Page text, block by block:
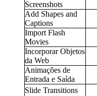
Screenshots
Add Shapes and
Captions
Import Flash
Movies
Incorporar Objetos
da Web
Animações de
Entrada e Saída
Slide Transitions